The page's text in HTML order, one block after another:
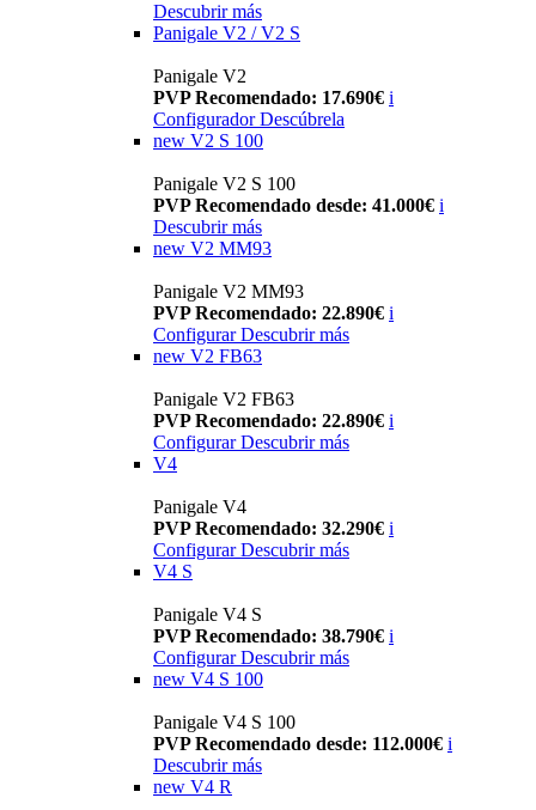
Descubrir más
Panigale V2 / V2 S
Panigale V2
PVP Recomendado: 17.690€ i
Configurador Descúbrela
new V2 S 100
Panigale V2 S 100
PVP Recomendado desde: 41.000€ i
Descubrir más
new V2 MM93
Panigale V2 MM93
PVP Recomendado: 22.890€ i
Configurar Descubrir más
new V2 FB63
Panigale V2 FB63
PVP Recomendado: 22.890€ i
Configurar Descubrir más
V4
Panigale V4
PVP Recomendado: 32.290€ i
Configurar Descubrir más
V4 S
Panigale V4 S
PVP Recomendado: 38.790€ i
Configurar Descubrir más
new V4 S 100
Panigale V4 S 100
PVP Recomendado desde: 112.000€ i
Descubrir más
new V4 R